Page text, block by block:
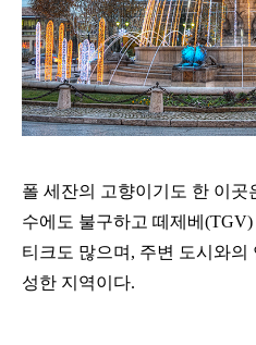
폴 세잔의 고향이기도 한 이곳
수에도 불구하고 떼제베
티크도 많으며, 주변 도시와의
성한 지역이다.